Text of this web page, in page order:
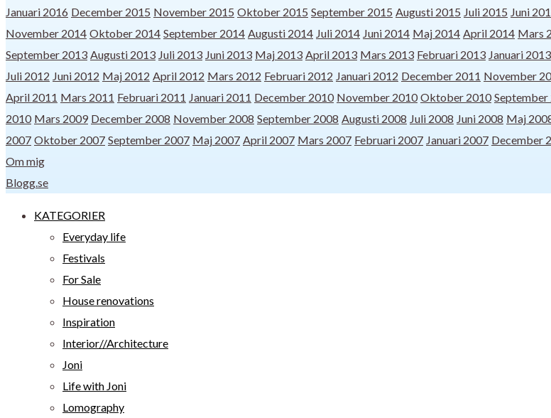
Januari 2016 December 2015 November 2015 Oktober 2015 September 2015 Augusti 2015 Juli 2015 Juni
November 2014 Oktober 2014 September 2014 Augusti 2014 Juli 2014 Juni 2014 Maj 2014 April 2014 Mars
September 2013 Augusti 2013 Juli 2013 Juni 2013 Maj 2013 April 2013 Mars 2013 Februari 2013 Januari 2013
Juli 2012 Juni 2012 Maj 2012 April 2012 Mars 2012 Februari 2012 Januari 2012 December 2011 November
April 2011 Mars 2011 Februari 2011 Januari 2011 December 2010 November 2010 Oktober 2010 September
2010 Mars 2009 December 2008 November 2008 September 2008 Augusti 2008 Juli 2008 Juni 2008 Maj
2007 Oktober 2007 September 2007 Maj 2007 April 2007 Mars 2007 Februari 2007 Januari 2007 December
Om mig
Blogg.se
KATEGORIER
Everyday life
Festivals
For Sale
House renovations
Inspiration
Interior//Architecture
Joni
Life with Joni
Lomography